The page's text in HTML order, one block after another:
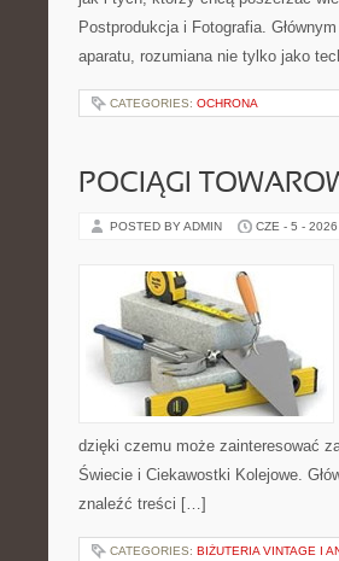
Postprodukcja i Fotografia.
aparatu, rozumiana nie tylko jako
CATEGORIES: OCHRONA
POCIĄGI
POSTED BY ADMIN CZE - 5 - 2026
dzięki czemu może zainteresować
Świecie i Ciekawostki Kolejowe.
znaleźć treści […]
CATEGORIES: BIŻUTERIA VINTAGE I